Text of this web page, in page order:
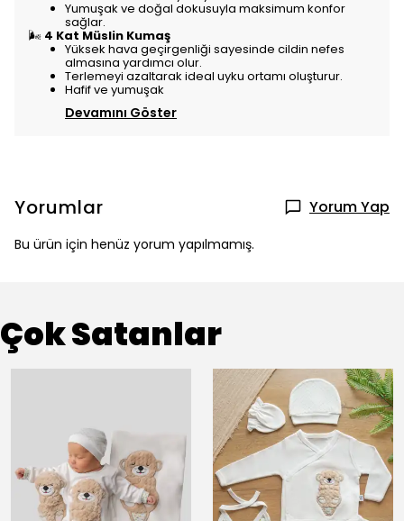
Yumuşak ve doğal dokusuyla maksimum konfor
sağlar.
🌬️ 4 Kat Müslin Kumaş
Yüksek hava geçirgenliği sayesinde cildin nefes
almasına yardımcı olur.
Terlemeyi azaltarak ideal uyku ortamı oluşturur.
Hafif ve yumuşak
Devamını Göster
Yorumlar Yorum Yap
Bu ürün için henüz yorum yapılmamış.
Çok Satanlar